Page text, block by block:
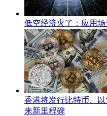
低空经济火了：应用
香港将发行比特币、
来新里程碑